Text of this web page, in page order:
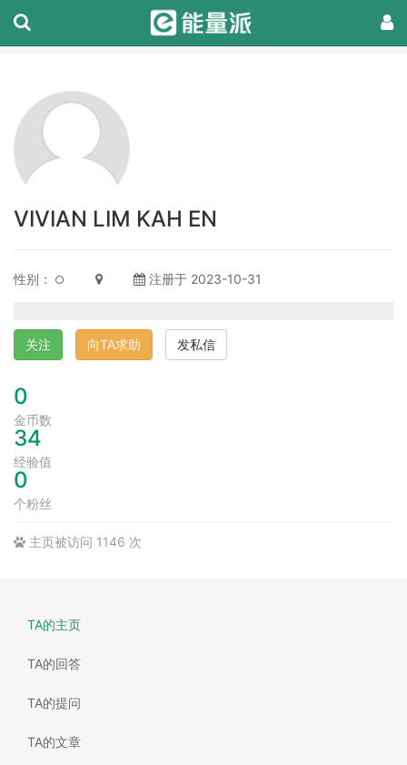
VIVIAN LIM KAH EN
性别： 注册于 2023-10-31
关注 向TA求助 发私信
0
金币数
34
经验值
0
个粉丝
主页被访问 1146 次
TA的主页
TA的回答
TA的提问
TA的文章